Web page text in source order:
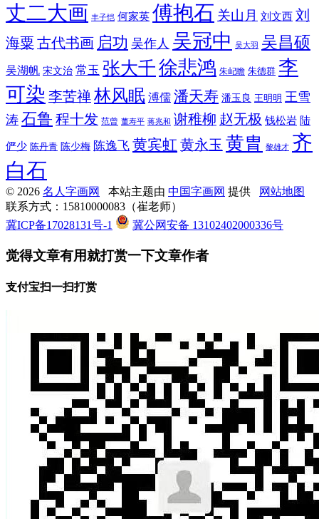
丈二大画 丰子恺 何家英 傅抱石 关山月 刘文西 刘
海粟 古代书画 启功 吴作人 吴冠中 吴大羽 吴昌硕
吴湖帆 宋文治 常玉 张大千徐悲鸿 朱屺瞻 朱德群 李
可染 李苦禅林风眠 溥儒 潘天寿 潘玉良 王明明 王雪
涛 石鲁 程十发 范曾 董寿平 蒋兆和 谢稚柳 赵无极 钱松岩 陆
俨少 陈丹青 陈少梅 陈逸飞 黄宾虹 黄永玉 黄胄 黎雄才 齐
白石
© 2026 名人字画网 本站主题由 中国字画网 提供
网站地图
联系方式：15810000083（崔老师）
冀ICP备17028131号-1
冀公网安备 13102402000336号
觉得文章有用就打赏一下文章作者
支付宝扫一扫打赏